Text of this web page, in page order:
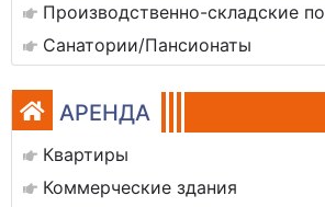
Производственно-складские
Санатории/Пансионаты
АРЕНДА
Квартиры
Коммерческие здания